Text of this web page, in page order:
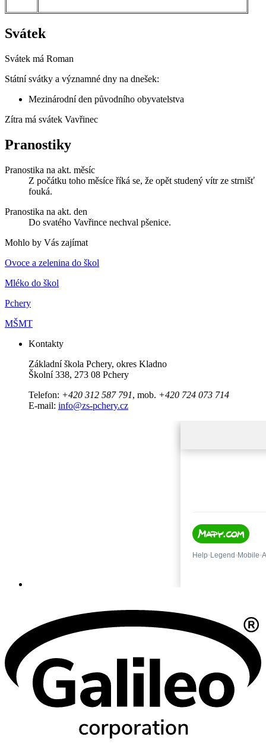
Svátek
Svátek má Roman
Státní svátky a významné dny na dnešek:
Mezinárodní den původního obyvatelstva
Zítra má svátek Vavřinec
Pranostiky
Pranostika na akt. měsíc
Z počátku toho měsíce říká se, že opět studený vítr ze strnišť
fouká.
Pranostika na akt. den
Do svatého Vavřince nechval pšenice.
Mohlo by Vás zajímat
Ovoce a zelenina do škol
Mléko do škol
Pchery
MŠMT
Kontakty
Základní škola Pchery, okres Kladno
Školní 338, 273 08 Pchery
Telefon: +420 312 587 791, mob. +420 724 073 714
E-mail: info@zs-pchery.cz